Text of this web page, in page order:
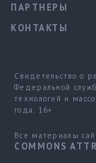
ПАРТНЕРЫ
КОНТАКТЫ
Свидетельство о
Федеральной
технологий и
года. 16+
Все материалы
COMMONS